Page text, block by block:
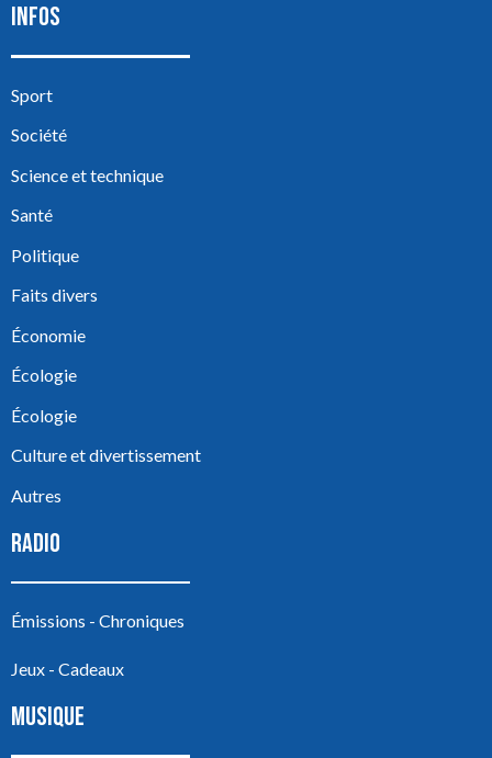
INFOS
Sport
Société
Science et technique
Santé
Politique
Faits divers
Économie
Écologie
Écologie
Culture et divertissement
Autres
RADIO
Émissions - Chroniques
Jeux - Cadeaux
MUSIQUE